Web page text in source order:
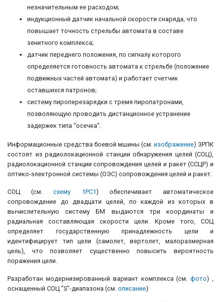
незначительным ее расходом;
индукционный датчик начальной скорости снаряда, что
повышает точность стрельбы автомата в составе
зенитного комплекса;
датчик переднего положения, по сигналу которого
определяется готовность автомата к стрельбе (положение
подвижных частей автомата) и работает счетчик
оставшихся патронов;
систему пироперезарядки с тремя пиропатронами,
позволяющую проводить дистанционное устранение
задержек типа “осечка”.
Информационные средства боевой мшины (см. изображение) ЗРПК
состоят из радиолокационной станции обнаружения целей (СОЦ),
радиолокационной станции сопровождения целей и ракет (ССЦР) и
оптико-электронной системы (ОЭС) сопровождения целей и ракет.
СОЦ (см.схему 1РС1) обеспечивает автоматическое
сопровождение до двадцати целей, по каждой из которых в
вычислительную систему БМ выдаются три координаты и
радиальная составляющая скорости цели. Кроме того, СОЦ
определяет государственную принадлежность цели и
идентифицирует тип цели (самолет, вертолет, малоразмерная
цель), что позволяет существенно повысить вероятность
поражения цели.
Разработан модернизированный вариант комплекса (см.фото) ,
оснащенный СОЦ "S"-диапазона (см. описание)